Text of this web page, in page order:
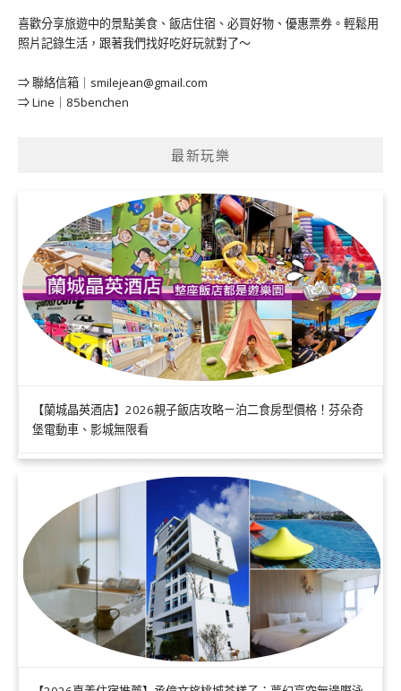
喜歡分享旅遊中的景點美食、飯店住宿、必買好物、優惠票券。輕鬆用
照片記錄生活，跟著我們找好吃好玩就對了～
⇒ 聯絡信箱｜ smilejean@gmail.com
⇒ Line｜85benchen
最新玩樂
【蘭城晶英酒店】2026親子飯店攻略ㄧ泊二食房型價格！芬朵奇
堡電動車、影城無限看